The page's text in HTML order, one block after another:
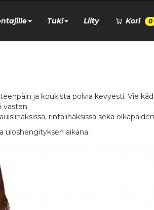
Tuki Liity Kori 0
ja koukista polvia kevyesti. Vie
vasten.
rintalihaksissa sekä
uloshengityksen aikana.